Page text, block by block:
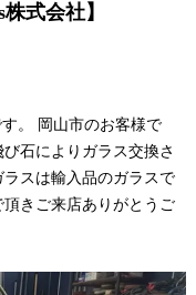
式会社】
。 岡山市のお客様で
石によりガラス交換さ
スは輸入品のガラスで
きご来店ありがとうご